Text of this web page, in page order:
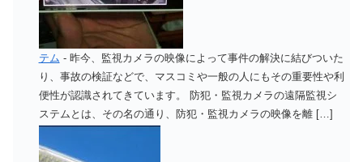
テム - 昨今、監視カメラの映像によって事件の解決に結びついた
り、事故の検証などで、マスコミや一般の人にもその重要性や利
便性が認識されてきています。 防犯・監視カメラの遠隔監視シ
ステムとは、その名の通り、防犯・監視カメラの映像を離 […]